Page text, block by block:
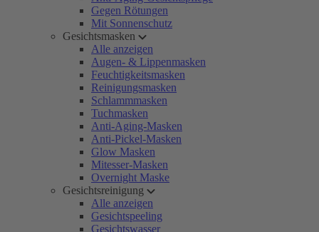
Gegen Rötungen
Mit Sonnenschutz
Gesichtsmasken
Alle anzeigen
Augen- & Lippenmasken
Feuchtigkeitsmasken
Reinigungsmasken
Schlammmasken
Tuchmasken
Anti-Aging-Masken
Anti-Pickel-Masken
Glow Masken
Mitesser-Masken
Overnight Maske
Gesichtsreinigung
Alle anzeigen
Gesichtspeeling
Gesichtswasser